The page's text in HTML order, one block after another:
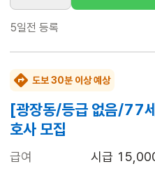
5일전 등록
도보 30분 이상 예상
[광장동/등급 없음/77
호사 모집
급여
시급